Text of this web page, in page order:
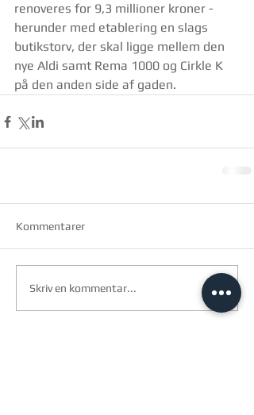
renoveres for 9,3 millioner kroner -
herunder med etablering en slags
butikstorv, der skal ligge mellem den
nye Aldi samt Rema 1000 og Cirkle K
på den anden side af gaden.
Kommentarer
Skriv en kommentar...